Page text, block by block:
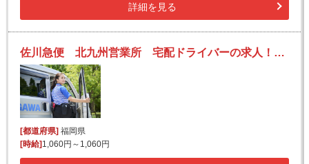
詳細を見る
佐川急便 北九州営業所 宅配ドライバーの求人！未経験歓迎！先輩たちがサポートします♪
[都道府県] 福岡県
[時給] 1,060円～1,060円